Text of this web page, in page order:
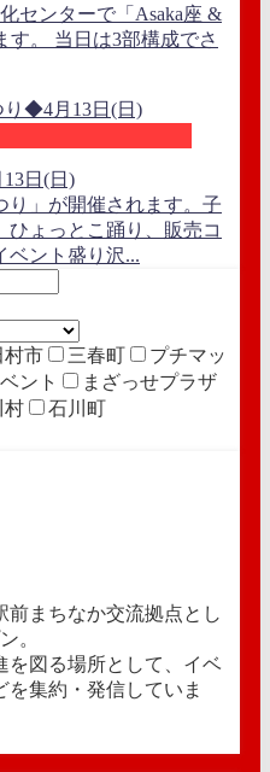
センターで「Asaka座 &
す。 当日は3部構成でさ
日(日)
り」が開催されます。子
ひょっとこ踊り、販売コ
ベント盛り沢...
村市 三春町
プチマッ
ント
まざっせプラザ
村 石川町
前まちなか交流拠点とし
。
を図る場所として、イベ
を集約・発信していま